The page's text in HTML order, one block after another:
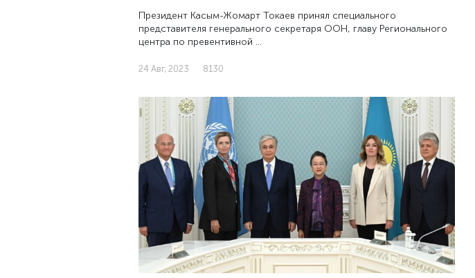
Президент Касым-Жомарт Токаев принял специального
представителя генерального секретаря ООН, главу Регионального
центра по превентивной …
24 Авг, 2023 8130